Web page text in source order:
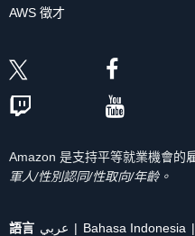
AWS 徵才
Amazon 是支持平等就業機會的
軍人/性別認同/性取向/年齡。
語言 عربي Bahasa Indonesia